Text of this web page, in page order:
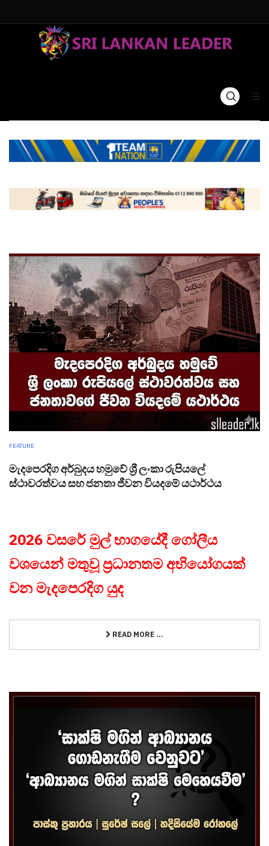
FEATURE
මැදපෙරදිග අර්බුදය හමුවේ ශ්‍රී ලංකා රුපියලේ
ස්ථාවරත්වය සහ ජනතා ජීවන වියදමේ යථාර්ථය
2026 වසරේ මුල් භාගයේදී ගෝලීය
වශයෙන් මතුවූ ප්‍රධානතම අභියෝගයක්
වන මැදපෙරදිග යුද
READ MORE ...